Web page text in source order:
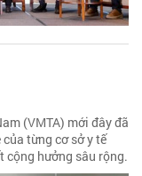
(VMTA) mới đây đã
từng cơ sở y tế
cộng hưởng sâu rộng.